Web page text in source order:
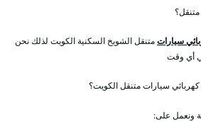
سياراتمتنقل الشويخ السكنية الكويت لذلك نحن
أي وقت
سيارات متنقل الكويت؟
ونعمل على: